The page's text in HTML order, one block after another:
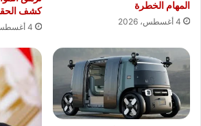
المهام الخطرة
4 أغسطس، 2026
كشف
4 أغسطس، 2026